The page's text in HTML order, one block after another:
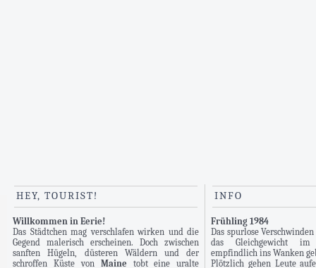
HEY, TOURIST!
Willkommen in Eerie!
Das Städtchen mag verschlafen wirken und die
Gegend malerisch erscheinen. Doch zwischen
sanften Hügeln, düsteren Wäldern und der
schroffen Küste von Maine tobt eine uralte
INFO
Frühling 1984
Das spurlose
das Gleichgewicht im
empfindlich ins Wanken
Plötzlich gehen Leute